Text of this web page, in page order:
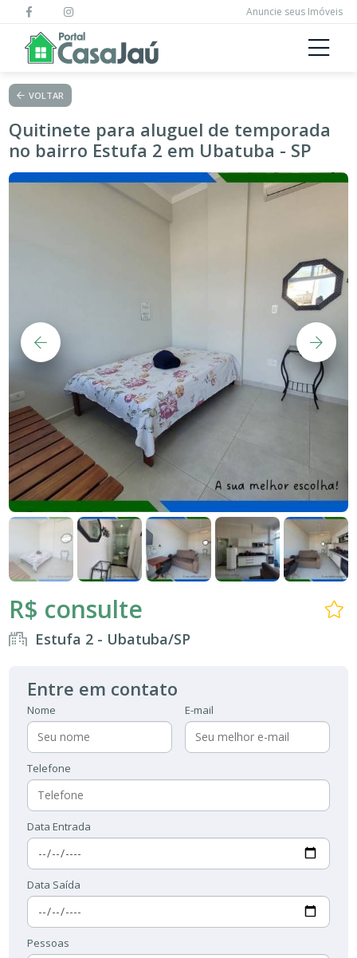
Anuncie seus Imóveis
VOLTAR
Quitinete para aluguel de temporada
no bairro Estufa 2 em Ubatuba - SP
R$ consulte
Estufa 2 - Ubatuba/SP
Entre em contato
Nome E-mail
Telefone
Data Entrada
Data Saída
Pessoas